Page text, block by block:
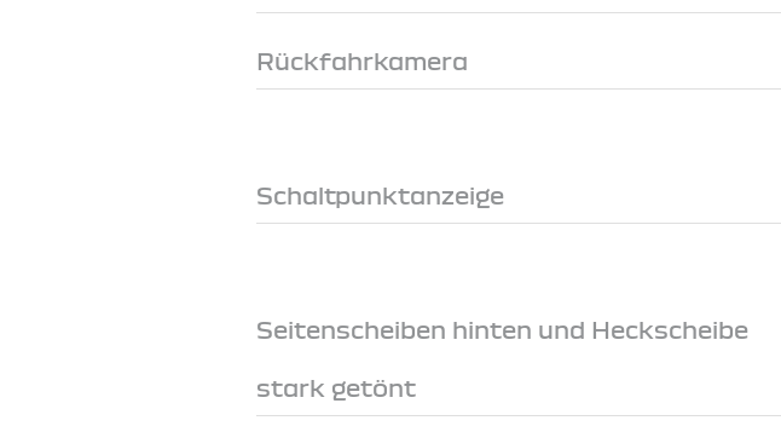
Rückfahrkamera
Schaltpunktanzeige
Seitenscheiben hinten und Heckscheibe
stark getönt